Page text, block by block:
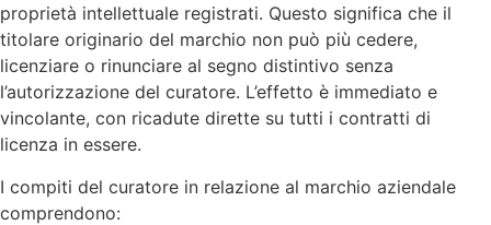
proprietà intellettuale registrati. Questo significa che il
titolare originario del marchio non può più cedere,
licenziare o rinunciare al segno distintivo senza
l’autorizzazione del curatore. L’effetto è immediato e
vincolante, con ricadute dirette su tutti i contratti di
licenza in essere.
I compiti del curatore in relazione al marchio aziendale
comprendono: